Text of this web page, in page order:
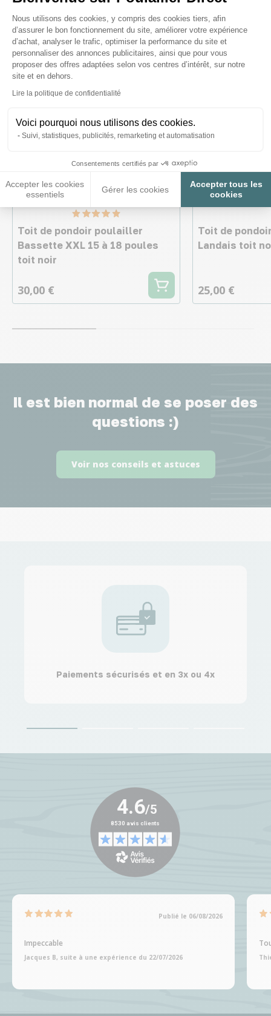
Plateforme de Gestion du
Nous utilisons des cookies, y compris des cookies tiers, afin
d’assurer le bon fonctionnement du site, améliorer votre expérience
d’achat, analyser le trafic, optimiser la performance du site et
personnaliser des annonces publicitaires, ainsi que pour vous
proposer des offres adaptées selon vos centres d’intérêt, sur notre
site et en dehors.
Lire la politique de confidentialité
Voici pourquoi nous utilisons des cookies.
Suivi, statistiques, publicités, remarketing et automatisation
Consentements certifiés par
Accepter les cookies
essentiels
Gérer les cookies
Accepter tous les
cookies
Axeptio consent
Toit de pondoir poulailler
Bassette XXL 15 à 18 poules
toit noir
30,00 €
Toit de
Landais toit
25,00 €
Il est bien normal de se poser des
questions :)
Voir nos conseils et astuces
Paiements sécurisés et en 3x ou 4x
Publié le 06/08/2026
Impeccable
Jacques B, suite à une expérience du 22/07/2026